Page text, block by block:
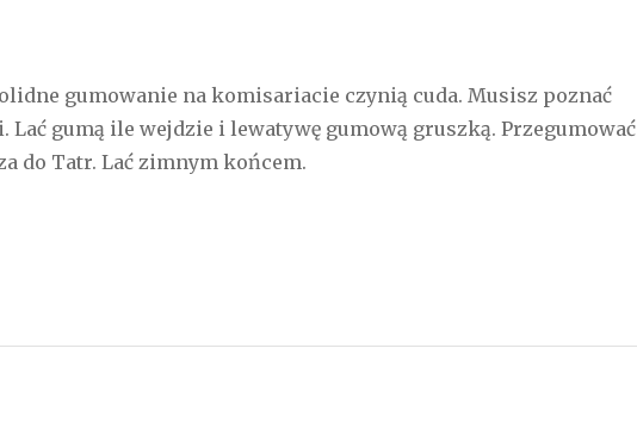
gumowanie na komisariacie czynią cuda. Musisz poznać
gumą ile wejdzie i lewatywę gumową gruszką. Przegumować
do Tatr. Lać zimnym końcem.